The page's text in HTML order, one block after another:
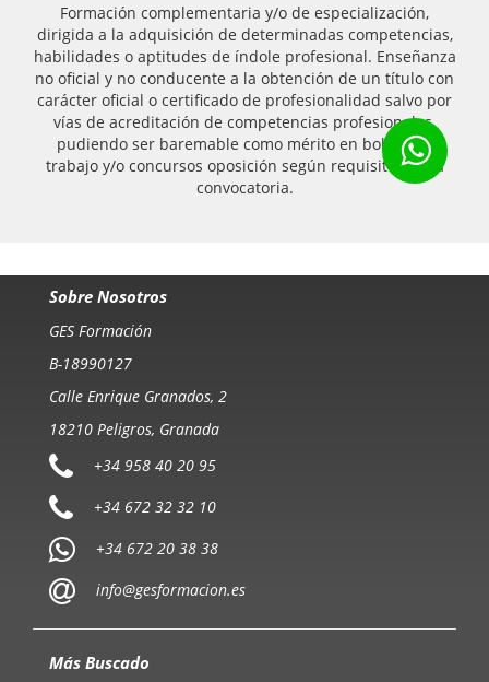
Formación complementaria y/o de especialización,
dirigida a la adquisición de determinadas competencias,
habilidades o aptitudes de índole profesional. Enseñanza
no oficial y no conducente a la obtención de un título con
carácter oficial o certificado de profesionalidad salvo por
vías de acreditación de competencias profesionales,
pudiendo ser baremable como mérito en bolsas de
trabajo y/o concursos oposición según requisitos de la
convocatoria.
Sobre Nosotros
GES Formación
B-18990127
Calle Enrique Granados, 2
18210 Peligros, Granada
+34 958 40 20 95
+34 672 32 32 10
+34 672 20 38 38
info@gesformacion.es
Más Buscado